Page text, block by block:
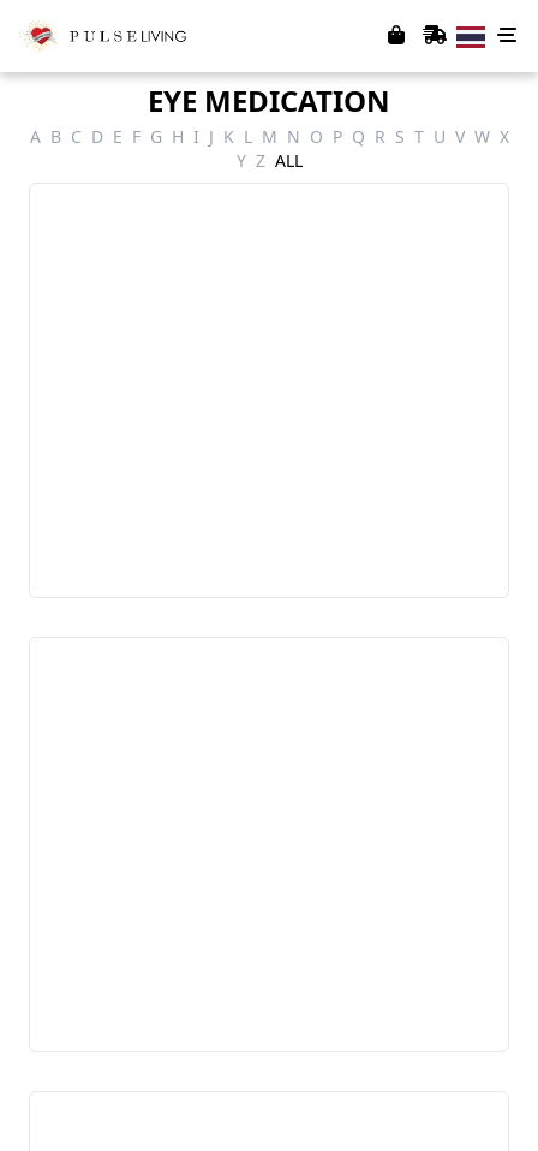
EYE MEDICATION
A B C D E F G H I J K L M N O P Q R S T U V W X
Y Z ALL